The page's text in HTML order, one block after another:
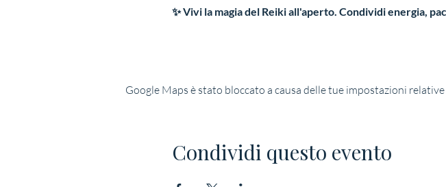
✨ Vivi la magia del Reiki all'aperto. Condividi energia,
Google Maps è stato bloccato a causa delle tue impostazioni
Condividi questo evento